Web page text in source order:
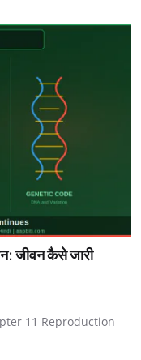
जीवन कैसे जारी
11 Reproduction